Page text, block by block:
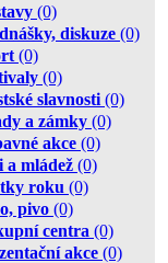
(0)
diskuze (0)
(0)
(0)
slavnosti (0)
a zámky (0)
akce (0)
a mládež (0)
roku (0)
pivo (0)
centra (0)
akce (0)